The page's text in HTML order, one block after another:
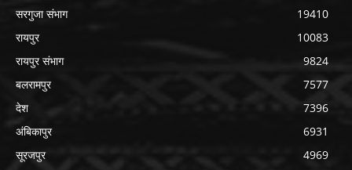
सरगुजा संभाग
19410
रायपुर
10083
रायपुर संभाग
9824
बलरामपुर
7577
देश
7396
अंबिकापुर
6931
सूरजपुर
4969